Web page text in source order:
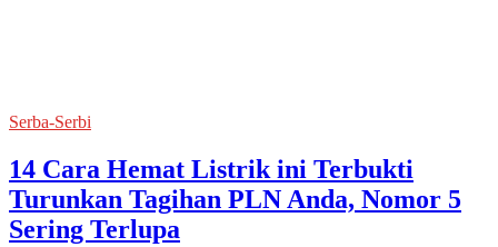
Serba-Serbi
14 Cara Hemat Listrik ini Terbukti
Turunkan Tagihan PLN Anda, Nomor 5
Sering Terlupa